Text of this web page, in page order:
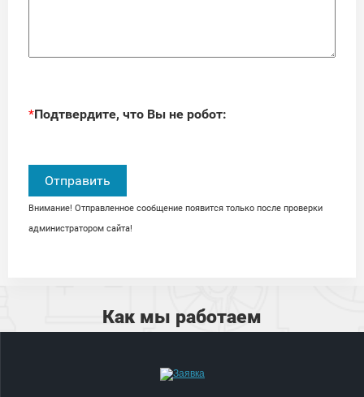
*Подтвердите, что Вы не робот:
Внимание! Отправленное сообщение появится только после проверки
администратором сайта!
Как мы работаем